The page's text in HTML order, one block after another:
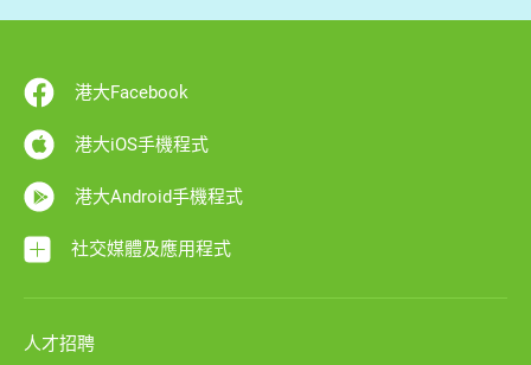
港大Facebook
港大iOS手機程式
港大Android手機程式
社交媒體及應用程式
人才招聘